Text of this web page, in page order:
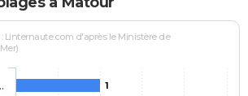
Linternaute.com d'après le Ministère de
1